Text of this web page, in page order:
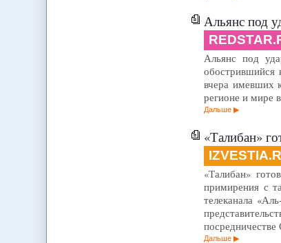
Альянс под
Альянс под
обострившийся
вчера имевших
регионе и мире
Дальше
«Талибан»
«Талибан»
примирения с
телеканала
Дальше